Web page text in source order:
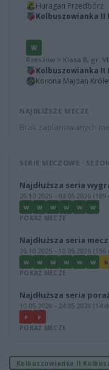
Huragan Przedbórz
Kolbuszowianka II
W
Rzeszów > Klasa B, gr. VII
Kolbuszowianka II
Korona Majdan
NAJBLIŻSZE MECZE
Brak zaplanowanych
SERIE MECZOWE ·
Najdłuższa seria
26.10.2025 - 03.05.2026 (189
W W W W W W
POKAŻ MECZE
Najdłuższa seria
26.10.2025 - 10.05.2026 (196
W W W W W W R
POKAŻ MECZE
Najdłuższa seria
10.05.2026 - 24.05.2026 (14
P P
POKAŻ MECZE
Kolbuszowianka II